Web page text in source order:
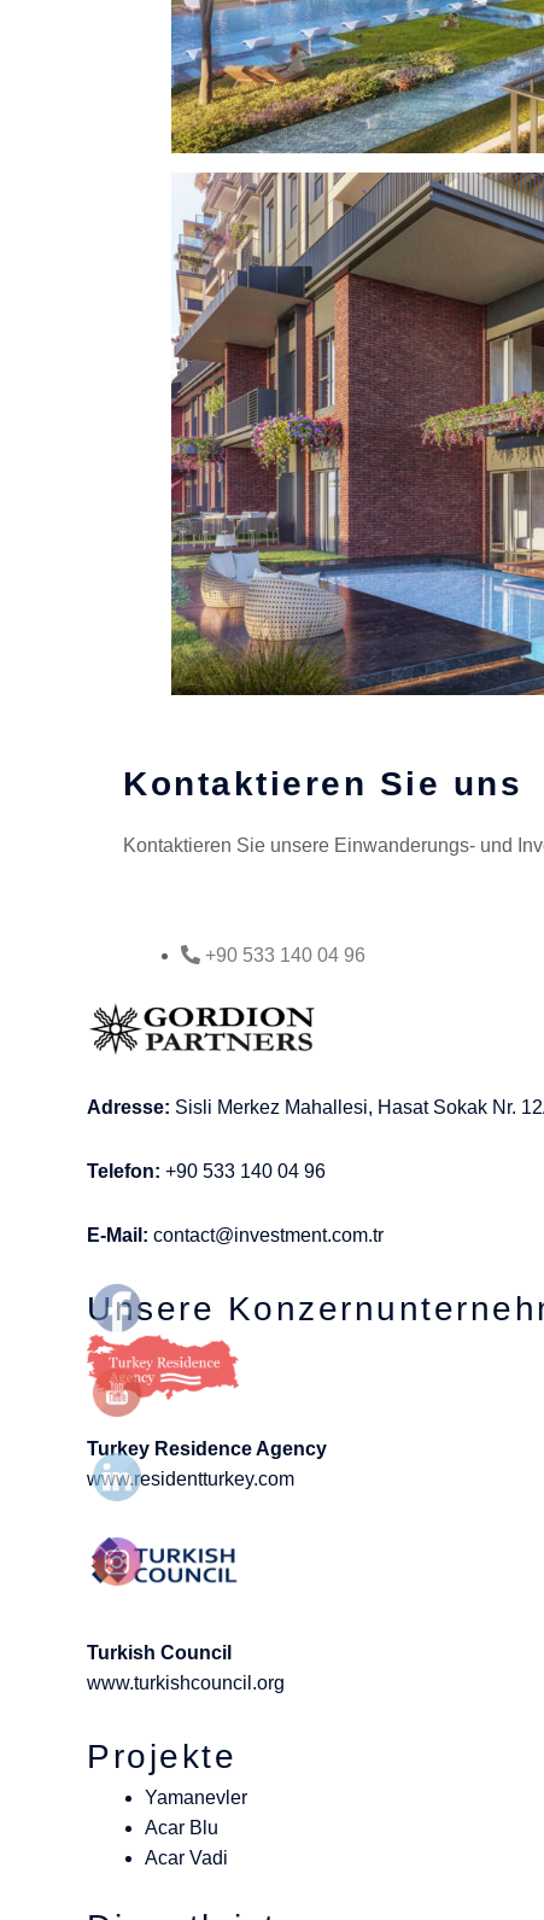
Kontaktieren Sie uns
Kontaktieren Sie unsere Einwanderungs- und
+90 533 140 04 96
Adresse: Sisli Merkez Mahallesi, Hasat Sokak Nr.
Telefon: +90 533 140 04 96
E-Mail: contact@investment.com.tr
Unsere
Turkey Residence Agency
www.residentturkey.com
Turkish Council
www.turkishcouncil.org
Projekte
Yamanevler
Acar Blu
Acar Vadi